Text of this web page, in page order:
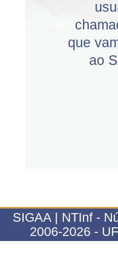
que
ao
SIGAA | NTInf -
2006-2026 -